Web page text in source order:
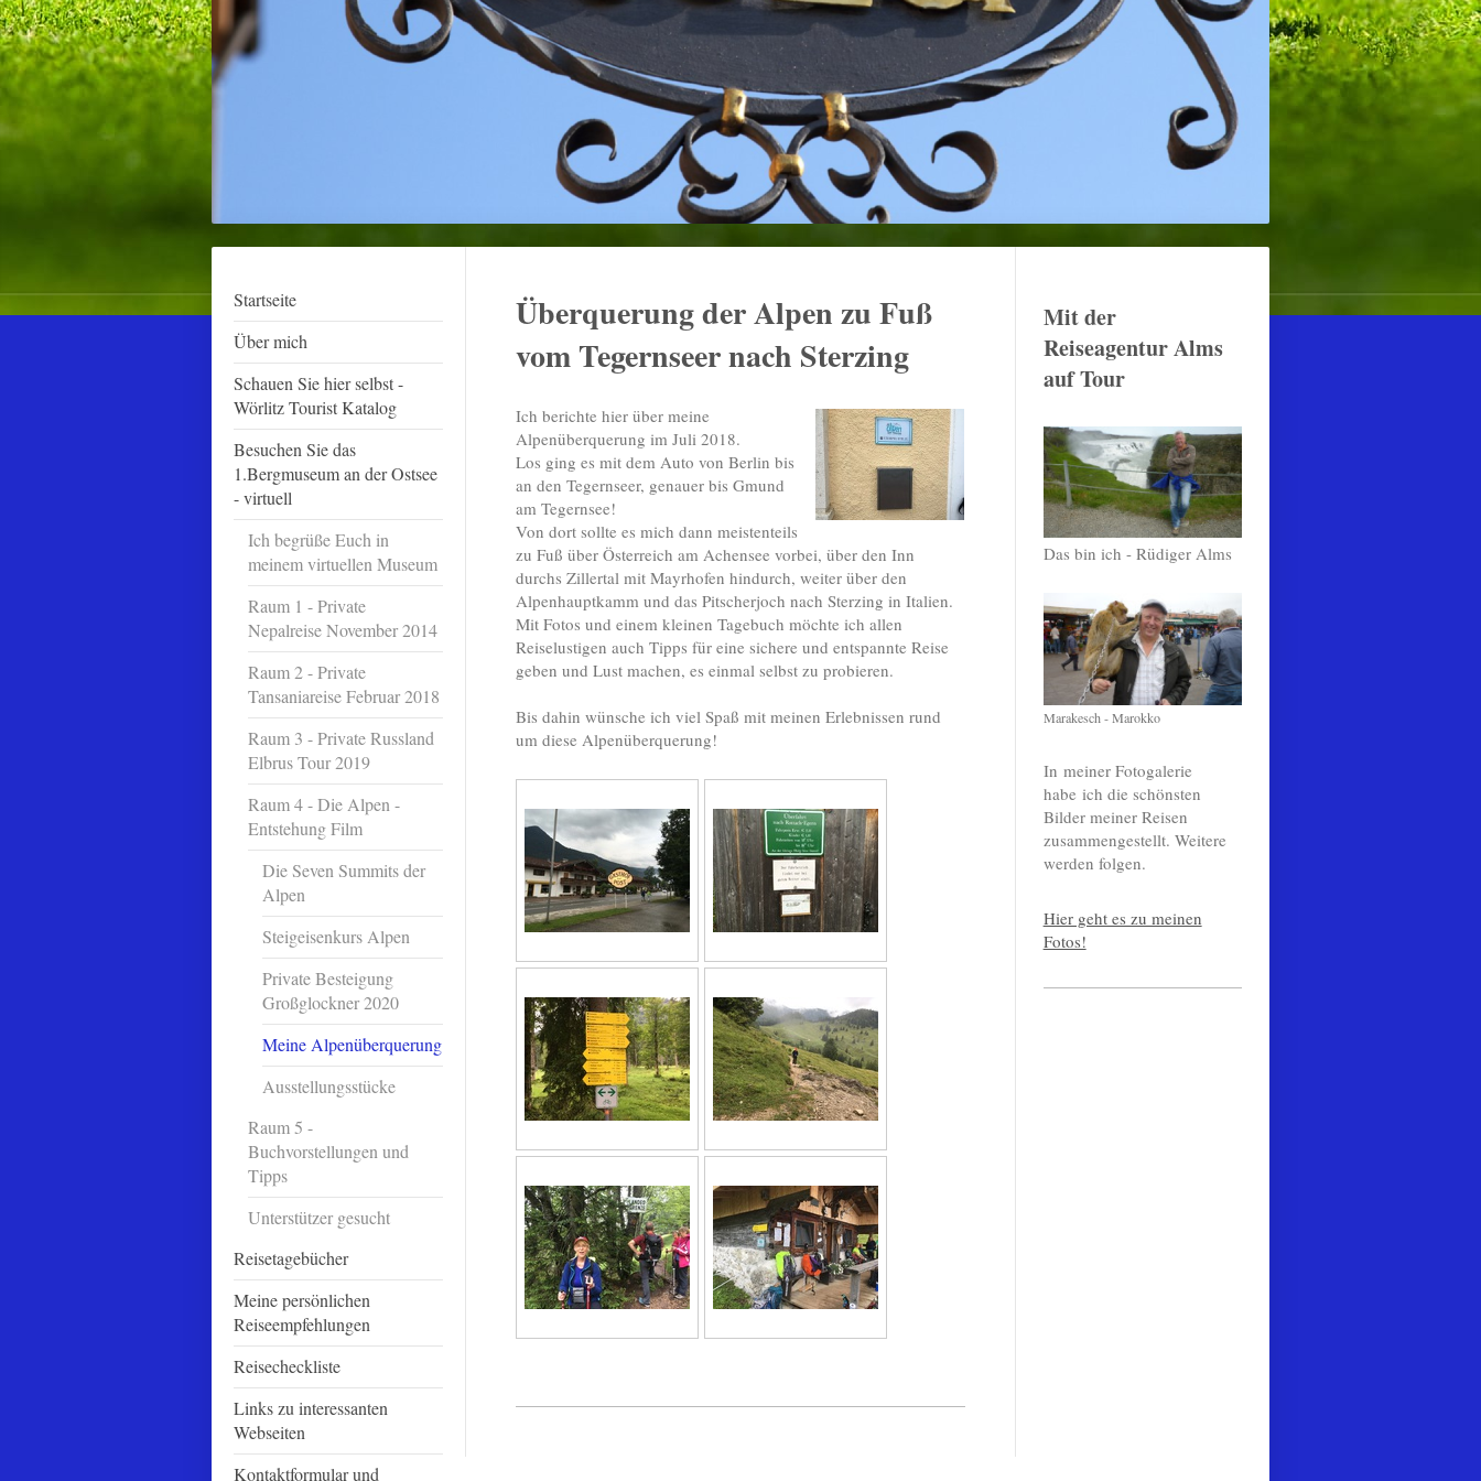
Startseite
Über mich
Schauen Sie hier selbst -
Wörlitz Tourist Katalog
Besuchen Sie das
1.Bergmuseum an der Ostsee
- virtuell
Ich begrüße Euch in
meinem virtuellen Museum
Raum 1 - Private
Nepalreise November 2014
Raum 2 - Private
Tansaniareise Februar 2018
Raum 3 - Private Russland
Elbrus Tour 2019
Raum 4 - Die Alpen -
Entstehung Film
Die Seven Summits der
Alpen
Steigeisenkurs Alpen
Private Besteigung
Großglockner 2020
Meine Alpenüberquerung
Ausstellungsstücke
Raum 5 -
Buchvorstellungen und
Tipps
Unterstützer gesucht
Reisetagebücher
Meine persönlichen
Reiseempfehlungen
Reisecheckliste
Links zu interessanten
Webseiten
Kontaktformular und
Überquerung der Alpen zu Fuß
vom Tegernseer nach Sterzing
Ich berichte hier über meine
Alpenüberquerung im Juli 2018.
Los ging es mit dem Auto von Berlin bis
an den Tegernseer, genauer bis Gmund
am Tegernsee!
Von dort sollte es mich dann meistenteils
zu Fuß über Österreich am Achensee vorbei, über den Inn
durchs Zillertal mit Mayrhofen hindurch, weiter über den
Alpenhauptkamm und das Pitscherjoch nach Sterzing in Italien.
Mit Fotos und einem kleinen Tagebuch möchte ich allen
Reiselustigen auch Tipps für eine sichere und entspannte Reise
geben und Lust machen, es einmal selbst zu probieren.
Bis dahin wünsche ich viel Spaß mit meinen Erlebnissen rund
um diese Alpenüberquerung!
Mit der
Reiseagentur Alms
auf Tour
Das bin ich - Rüdiger Alms
Marakesch - Marokko
In meiner Fotogalerie
habe ich die schönsten
Bilder meiner Reisen
zusammengestellt. Weitere
werden folgen.
Hier geht es zu meinen
Fotos!